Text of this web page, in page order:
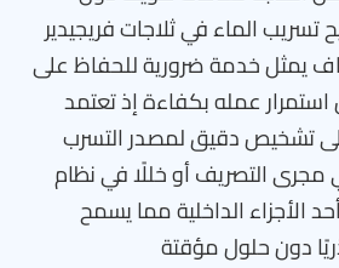
الماء في ثلاجات فريجيدير
يمثل خدمة ضرورية للحفاظ على
عمله بكفاءة إذ تعتمد
تشخيص دقيق لمصدر التسرب
مجرى التصريف أو خللًا في نظام
الأجزاء الداخلية مما يسمح
دون حلول مؤقتة